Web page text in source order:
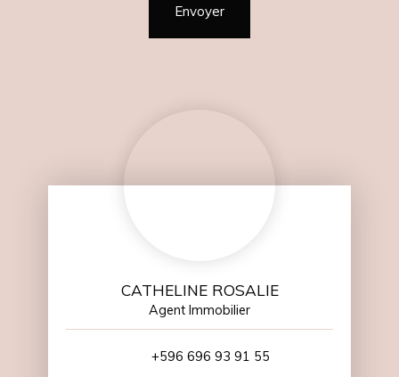
Envoyer
CATHELINE ROSALIE
Agent Immobilier
+596 696 93 91 55